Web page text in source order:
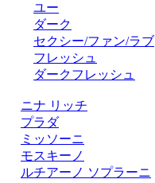
ユー
ダーク
セクシー/ファン/ラブ
フレッシュ
ダークフレッシュ
ニナ リッチ
プラダ
ミッソーニ
モスキーノ
ルチアーノ ソプラーニ